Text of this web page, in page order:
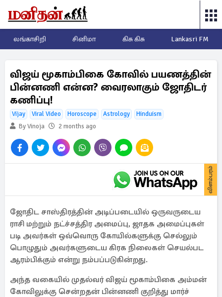
லங்காசிறி சினிமா கிசு கிசு Lankasri FM
விஜய் மூகாம்பிகை கோவில் பயணத்தின்
பின்னணி என்ன? வைரலாகும் ஜோதிடர்
கணிப்பு!
Vijay Viral Video Horoscope Astrology
Hinduism
By Vinoja
2 months ago
விளம்பரம்
ஜோதிட சாஸ்திரத்தின் அடிப்படையில் ஒருவருடைய
ராசி மற்றும் நட்ச்சத்திர அமைப்பு, ஜாதக அமைப்புகள்
படி அவர்கள் ஒவ்வொரு கோயில்களுக்கு செல்லும்
பொழுதும் அவர்களுடைய கிரக நிலைகள் செயல்பட
ஆரம்பிக்கும் என்று நம்பப்படுகின்றது.
அந்த வகையில் முதல்வர் விஜய் மூகாம்பிகை அம்மன்
கோவிலுக்கு சென்றதன் பின்னணி குறித்து மார்ச்